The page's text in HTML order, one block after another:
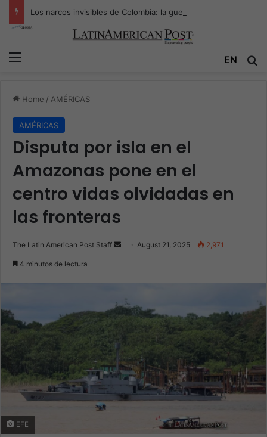
Menu EN
Home / AMÉRICAS
AMÉRICAS
Disputa por isla en el
Amazonas pone en el
centro vidas olvidadas en
las fronteras
The Latin American Post Staff
Send August 21, 2025 2,971
4 minutos de lectura
EFE